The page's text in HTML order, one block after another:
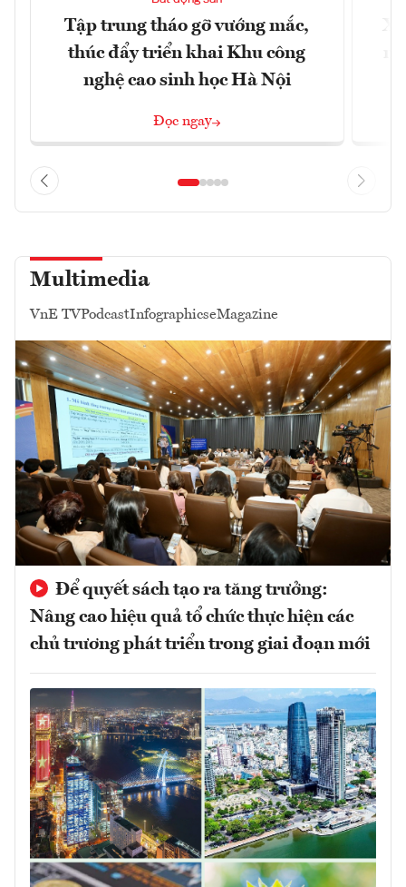
Tập trung tháo gỡ vướng mắc,
thúc đẩy triển khai Khu công
nghệ cao sinh học Hà Nội
Đọc ngay
Multimedia
VnE TVPodcastInfographicseMagazine
Để quyết sách tạo ra tăng trưởng:
Nâng cao hiệu quả tổ chức thực hiện các
chủ trương phát triển trong giai đoạn mới